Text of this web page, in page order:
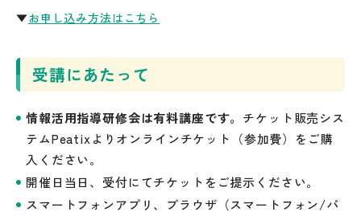
▼お申し込み方法はこちら
受講にあたって
情報活用指導研修会は有料講座です。 チケット販売シス
テムPeatixよりオンラインチケット（参加費）をご購
入ください。
開催日当日、受付にてチケットをご提示ください。
スマートフォンアプリ、ブラウザ（スマートフォン/パ